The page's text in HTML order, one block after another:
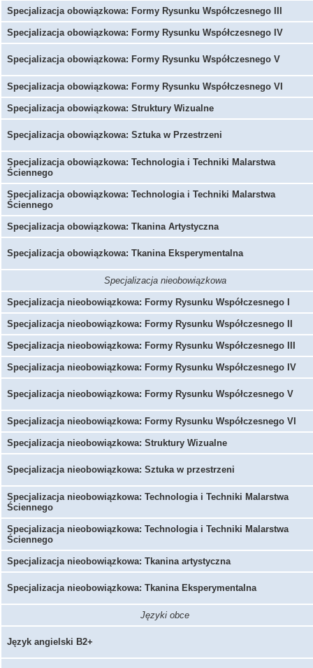
Specjalizacja obowiązkowa: Formy Rysunku Współczesnego III
Specjalizacja obowiązkowa: Formy Rysunku Współczesnego IV
Specjalizacja obowiązkowa: Formy Rysunku Współczesnego V
Specjalizacja obowiązkowa: Formy Rysunku Współczesnego VI
Specjalizacja obowiązkowa: Struktury Wizualne
Specjalizacja obowiązkowa: Sztuka w Przestrzeni
Specjalizacja obowiązkowa: Technologia i Techniki Malarstwa
Ściennego
Specjalizacja obowiązkowa: Technologia i Techniki Malarstwa
Ściennego
Specjalizacja obowiązkowa: Tkanina Artystyczna
Specjalizacja obowiązkowa: Tkanina Eksperymentalna
Specjalizacja nieobowiązkowa
Specjalizacja nieobowiązkowa: Formy Rysunku Współczesnego I
Specjalizacja nieobowiązkowa: Formy Rysunku Współczesnego II
Specjalizacja nieobowiązkowa: Formy Rysunku Współczesnego III
Specjalizacja nieobowiązkowa: Formy Rysunku Współczesnego IV
Specjalizacja nieobowiązkowa: Formy Rysunku Współczesnego V
Specjalizacja nieobowiązkowa: Formy Rysunku Współczesnego VI
Specjalizacja nieobowiązkowa: Struktury Wizualne
Specjalizacja nieobowiązkowa: Sztuka w przestrzeni
Specjalizacja nieobowiązkowa: Technologia i Techniki Malarstwa
Ściennego
Specjalizacja nieobowiązkowa: Technologia i Techniki Malarstwa
Ściennego
Specjalizacja nieobowiązkowa: Tkanina artystyczna
Specjalizacja nieobowiązkowa: Tkanina Eksperymentalna
Języki obce
Język angielski B2+